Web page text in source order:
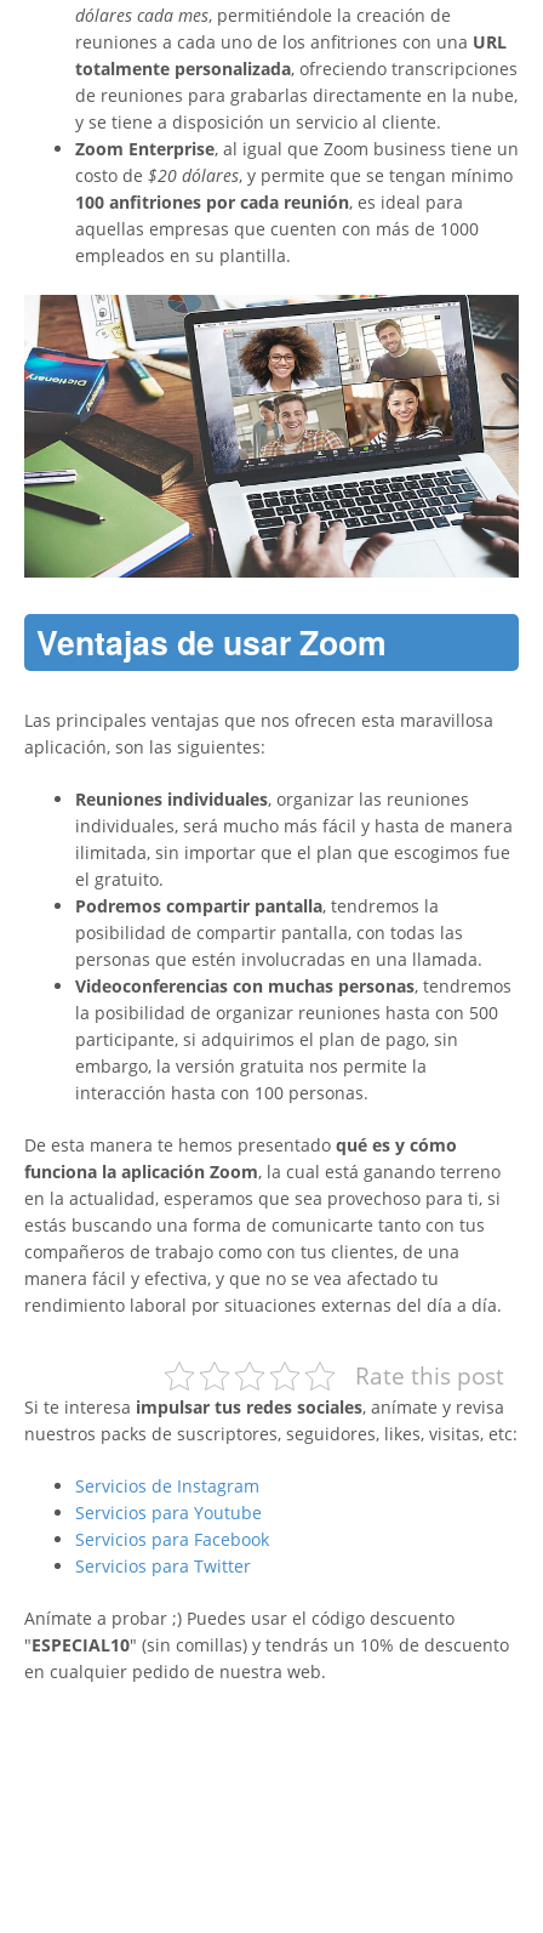
dólares cada mes, permitiéndole la creación de
reuniones a cada uno de los anfitriones con una URL
totalmente personalizada, ofreciendo transcripciones
de reuniones para grabarlas directamente en la nube,
y se tiene a disposición un servicio al cliente.
Zoom Enterprise, al igual que Zoom business tiene un
costo de $20 dólares, y permite que se tengan mínimo
100 anfitriones por cada reunión, es ideal para
aquellas empresas que cuenten con más de 1000
empleados en su plantilla.
Ventajas de usar Zoom
Las principales ventajas que nos ofrecen esta maravillosa
aplicación, son las siguientes:
Reuniones individuales, organizar las reuniones
individuales, será mucho más fácil y hasta de manera
ilimitada, sin importar que el plan que escogimos fue
el gratuito.
Podremos compartir pantalla, tendremos la
posibilidad de compartir pantalla, con todas las
personas que estén involucradas en una llamada.
Videoconferencias con muchas personas, tendremos
la posibilidad de organizar reuniones hasta con 500
participante, si adquirimos el plan de pago, sin
embargo, la versión gratuita nos permite la
interacción hasta con 100 personas.
De esta manera te hemos presentado qué es y cómo
funciona la aplicación Zoom, la cual está ganando terreno
en la actualidad, esperamos que sea provechoso para ti, si
estás buscando una forma de comunicarte tanto con tus
compañeros de trabajo como con tus clientes, de una
manera fácil y efectiva, y que no se vea afectado tu
rendimiento laboral por situaciones externas del día a día.
Rate this post
Si te interesa impulsar tus redes sociales, anímate y revisa
nuestros packs de suscriptores, seguidores, likes, visitas, etc:
Servicios de Instagram
Servicios para Youtube
Servicios para Facebook
Servicios para Twitter
Anímate a probar ;) Puedes usar el código descuento
"ESPECIAL10" (sin comillas) y tendrás un 10% de descuento
en cualquier pedido de nuestra web.